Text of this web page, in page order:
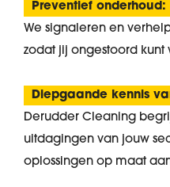
Preventief onderhoud:
We signaleren en
zodat jij ongestoord kunt
Diepgaande kennis
Derudder Cleaning
uitdagingen van jouw
oplossingen op maat